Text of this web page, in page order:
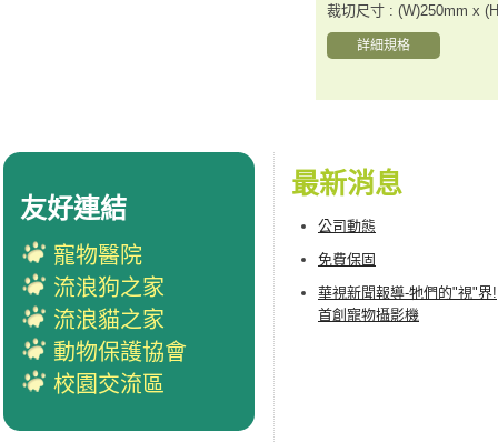
裁切尺寸 : (W)250mm x
詳細規格
最新消息
公司動態
免費保固
華視新聞報導-牠們的"視"界!
首創寵物攝影機
友好連結
寵物醫院
流浪狗之家
流浪貓之家
動物保護協會
校園交流區